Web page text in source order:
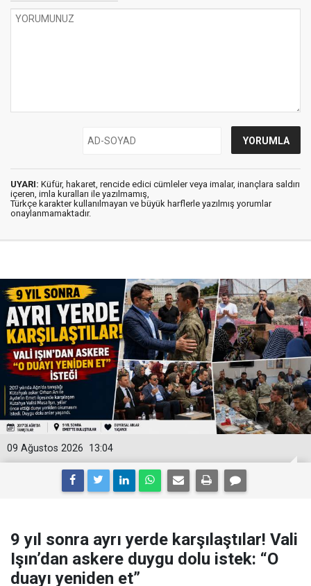
UYARI: Küfür, hakaret, rencide edici cümleler veya imalar, inançlara saldırı
içeren, imla kuralları ile yazılmamış,
Türkçe karakter kullanılmayan ve büyük harflerle yazılmış yorumlar
onaylanmamaktadır.
13:04
09 Ağustos 2026
9 yıl sonra ayrı yerde karşılaştılar! Vali
Işın’dan askere duygu dolu istek: “O
duayı yeniden et”